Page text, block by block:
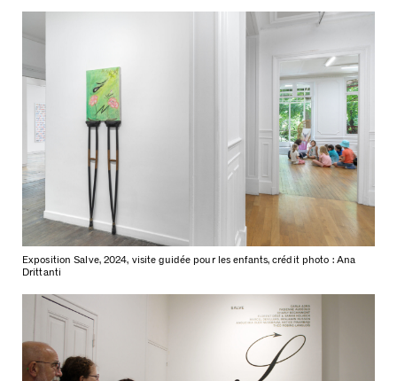
Exposition Salve, 2024, visite guidée pour les enfants, crédit photo : Ana
Drittanti